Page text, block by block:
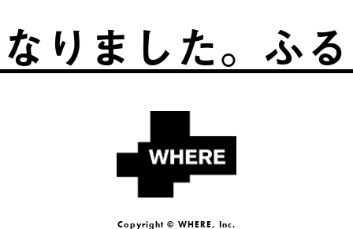
ました。ふる
Copyright © WHERE, Inc.